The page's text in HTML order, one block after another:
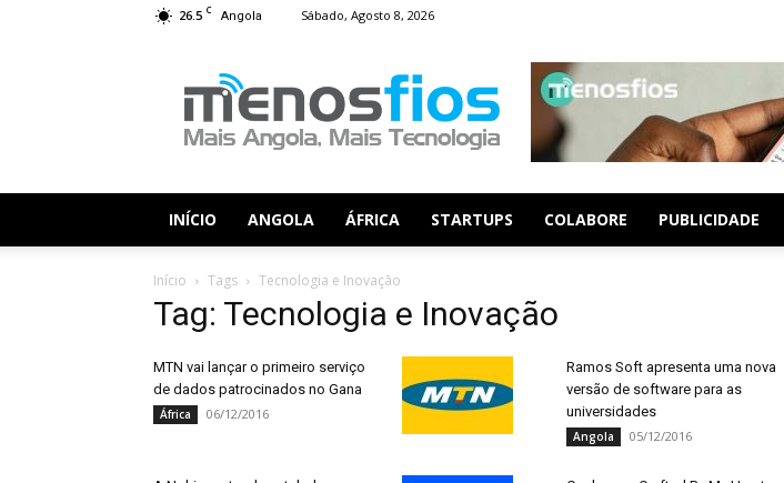
26.5 C Angola Sábado, Agosto 8, 2026
Fios
INÍCIO ANGOLA ÁFRICA STARTUPS COLABORE PUBLICIDADE
Início Tags Tecnologia e Inovação
Tag: Tecnologia e Inovação
MTN vai lançar o primeiro serviço
de dados patrocinados no Gana
África 06/12/2016
Ramos Soft apresenta uma nova
versão de software para as
universidades
Angola 05/12/2016